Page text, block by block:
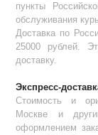
пункты
обслуживания
Доставка по
25000 рублей.
доставку.
Экспресс-
Стоимость и
Москве и
оформлением